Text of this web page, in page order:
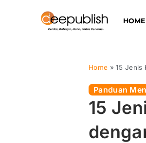
HOME
Home »15 Jenis
Panduan
15